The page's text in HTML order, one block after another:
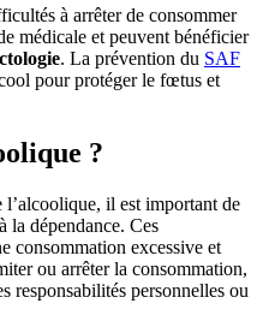
à arrêter de consommer
médicale et peuvent bénéficier
. La prévention du SAF
pour protéger le fœtus et
?
il est important de
la dépendance. Ces
consommation excessive et
ou arrêter la consommation,
responsabilités personnelles ou